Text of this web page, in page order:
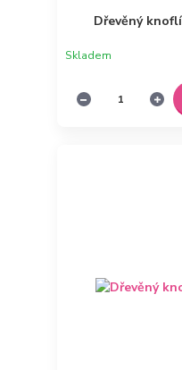
Dřevěný
Skladem